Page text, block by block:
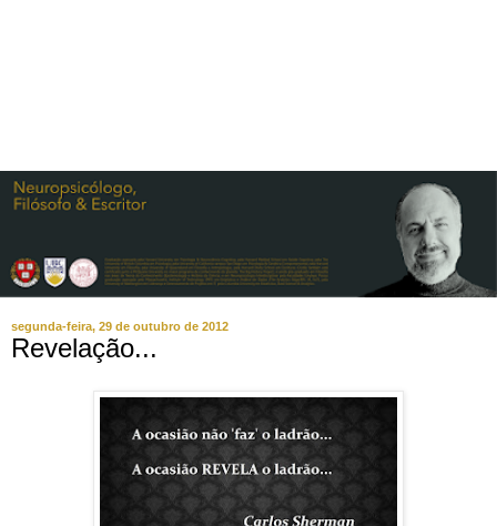
segunda-feira, 29 de outubro de 2012
Revelação...